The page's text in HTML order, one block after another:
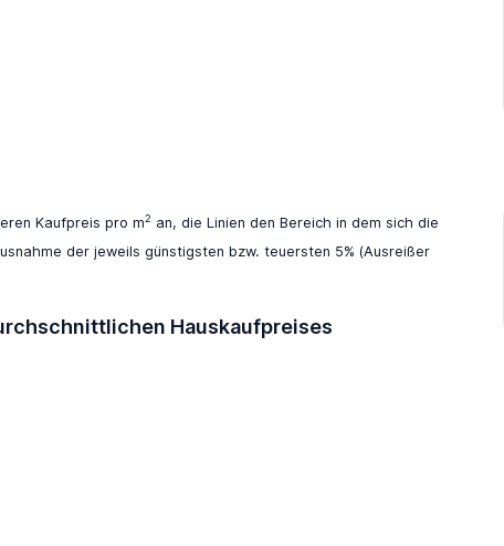
Kaufpreis pro m2 an, die Linien den Bereich in dem sich die
der jeweils günstigsten bzw. teuersten 5% (Ausreißer
Hauskaufpreises